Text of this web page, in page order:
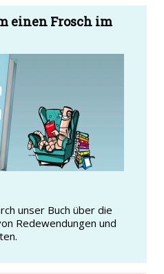
einen Frosch im
unser Buch über die
Redewendungen und